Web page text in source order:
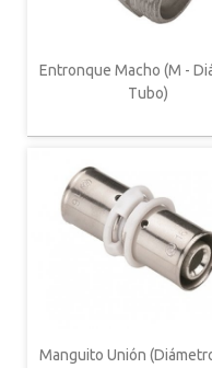
Entronque Macho (M -
Tubo)
Manguito Unión